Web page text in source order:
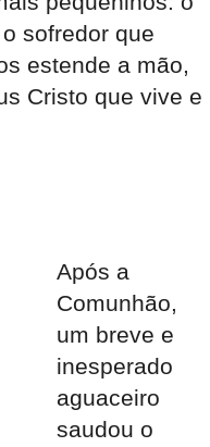
sofredor que
estende a mão,
Cristo que vive e
Após a
Comunhão,
um breve e
inesperado
aguaceiro
saudou o